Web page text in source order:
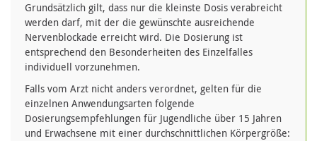
Grundsätzlich gilt, dass nur die kleinste Dosis verabreicht
werden darf, mit der die gewünschte ausreichende
Nervenblockade erreicht wird. Die Dosierung ist
entsprechend den Besonderheiten des Einzelfalles
individuell vorzunehmen.
Falls vom Arzt nicht anders verordnet, gelten für die
einzelnen Anwendungsarten folgende
Dosierungsempfehlungen für Jugendliche über 15 Jahren
und Erwachsene mit einer durchschnittlichen Körpergröße: